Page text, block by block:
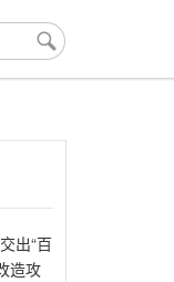
出“百
造攻